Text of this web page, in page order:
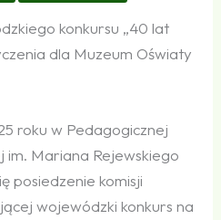
konkursu „40 lat
dla Muzeum Oświaty
roku w Pedagogicznej
Mariana Rejewskiego
posiedzenie komisji
wojewódzki konkurs na